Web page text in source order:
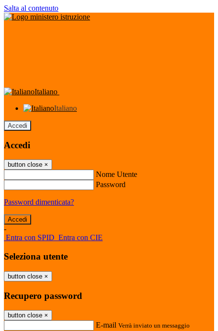
Salta al contenuto
Italiano
Italiano
Accedi
Accedi
button close ×
Nome Utente
Password
Password dimenticata?
-
Entra con SPID Entra con CIE
Seleziona utente
button close ×
Recupero password
button close ×
E-mail Verrà inviato un messaggio